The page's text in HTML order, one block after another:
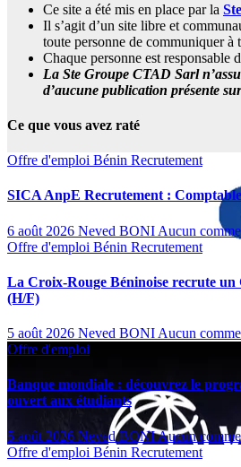
Ce site a été mis en place par la
Il s’agit d’un site libre et
toute personne de communiquer à
Chaque personne est responsable
La Ste Groupe CTAD Sarl
d’aucune publication présente
Ce que vous avez raté
Offre d'emploi Bénin Recrutement
SICA AnpE Recrutement : Comptable
6 août 2026 Neved BONI Aucun
Offre d'emploi Bénin Recrutement
La Croix-Rouge Béninoise recrute
(H/F)
5 août 2026 Neved BONI Aucun
Offre d'emploi
Banque mondiale : découvrez le
ouvert aux étudiants
5 août 2026 Neved BONIAucun
Offre d'emploi Bénin Recrutement